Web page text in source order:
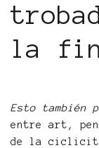
la
Esto también
entre art,
de la